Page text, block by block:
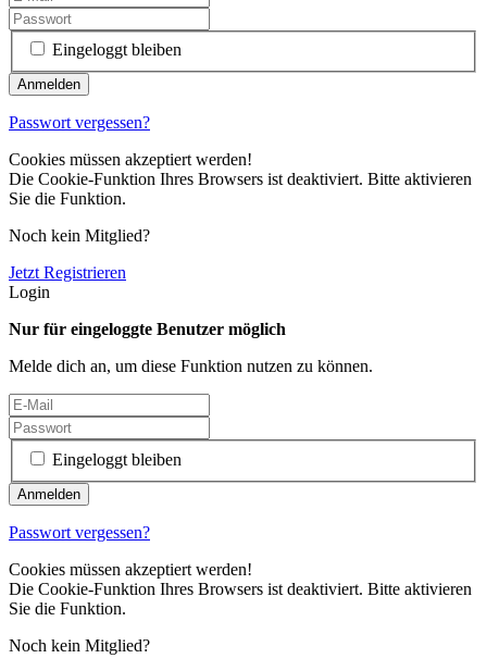
Eingeloggt bleiben
Passwort vergessen?
Cookies müssen akzeptiert werden!
Die Cookie-Funktion Ihres Browsers ist deaktiviert. Bitte aktivieren
Sie die Funktion.
Noch kein Mitglied?
Jetzt Registrieren
Login
Nur für eingeloggte Benutzer möglich
Melde dich an, um diese Funktion nutzen zu können.
Eingeloggt bleiben
Passwort vergessen?
Cookies müssen akzeptiert werden!
Die Cookie-Funktion Ihres Browsers ist deaktiviert. Bitte aktivieren
Sie die Funktion.
Noch kein Mitglied?